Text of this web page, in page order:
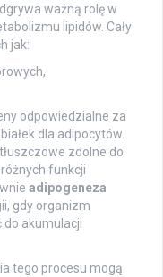
ważną rolę w
lipidów. Cały
jak:
odpowiedzialne za
dla adipocytów.
zdolne do
funkcji
adipogeneza
gdy organizm
akumulacji
tego procesu mogą